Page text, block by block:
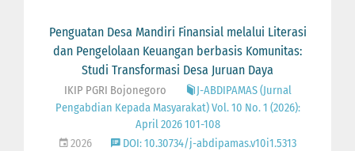
Penguatan Desa Mandiri Finansial melalui Literasi
dan Pengelolaan Keuangan berbasis Komunitas:
Studi Transformasi Desa Juruan Daya
IKIP PGRI Bojonegoro
J-ABDIPAMAS (Jurnal
Pengabdian Kepada Masyarakat) Vol. 10 No. 1 (2026):
April 2026 101-108
2026
DOI: 10.30734/j-abdipamas.v10i1.5313